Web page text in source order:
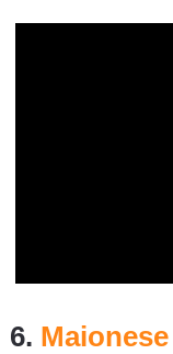
6.